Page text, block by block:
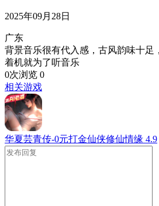
2025年09月28日
广东
背景音乐很有代入感，古风韵味十足
着机就为了听音乐
0次浏览 0
相关游戏
华夏芸青传-0元打金仙侠修仙情缘 4.9